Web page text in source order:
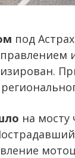
под
на мосту